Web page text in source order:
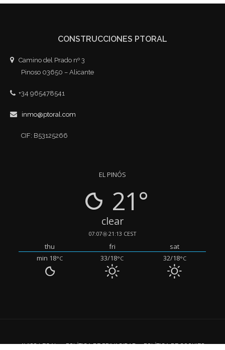
CONSTRUCCIONES PTORAL
Camino del Prado nº 3
Pinoso 03650 – Alicante
+34 965478541
inmo@ptoral.com
CIF: B53125266
EL PINÓS
21°
clear
07:07 21:13 CEST
thu fri
sat
min 18°C 33/18°C 32/18°C
AVISO LEGAL POLÍTICA DE PRIVACIDAD POLÍTICA DE COOKIES